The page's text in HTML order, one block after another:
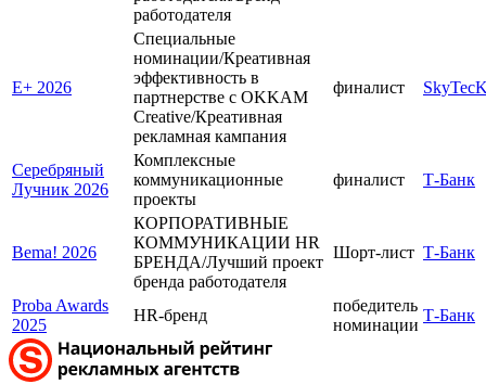
работодателя
E+ 2026
Специальные
номинации/Креативная
эффективность в
партнерстве с OKKAM
Creative/Креативная
рекламная кампания
финалист
Серебряный
Лучник 2026
Комплексные
коммуникационные
проекты
финалист Т-Банк
Bema! 2026
КОРПОРАТИВНЫЕ
КОММУНИКАЦИИ HR
БРЕНДА/Лучший проект
бренда работодателя
Шорт-лист Т-Банк
Proba Awards
2025
HR-бренд
победитель
номинации
Т-Банк